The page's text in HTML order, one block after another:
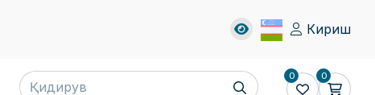
Кириш
0 0